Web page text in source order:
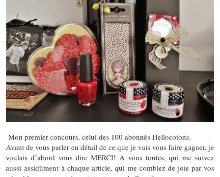
Mon premier concours, celui des 100 abonnés Hellocotons.
Avant de vous parler en détail de ce que je vais vous faire gagner, je
voulais d’abord vous dire MERCI! A vous toutes, qui me suivez
aussi assidûment à chaque article, qui me comblez de joie par vos